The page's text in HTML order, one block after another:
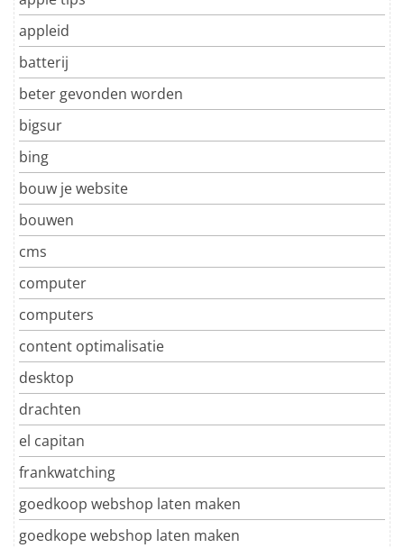
appleid
batterij
beter gevonden worden
bigsur
bing
bouw je website
bouwen
cms
computer
computers
content optimalisatie
desktop
drachten
el capitan
frankwatching
goedkoop webshop laten maken
goedkope webshop laten maken